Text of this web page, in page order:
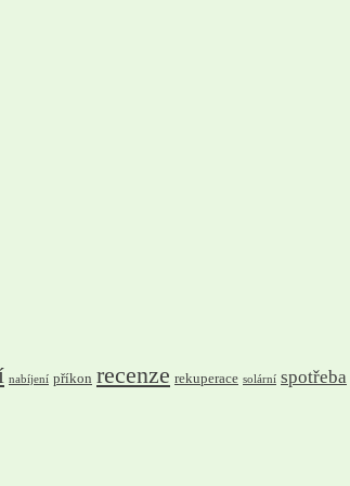
nabíjení příkon recenze rekuperace solární spotřeba